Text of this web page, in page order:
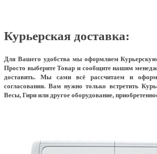
Курьерская доставка:
Для Вашего удобства мы оформляем Курьерскую
Просто выберите Товар и сообщите нашим
доставить. Мы сами всё рассчитаем и
согласования. Вам нужно только встретить
Весы, Гири или другое оборудование,